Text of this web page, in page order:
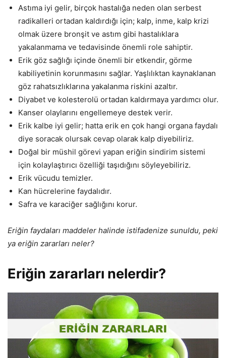
Astıma iyi gelir, birçok hastalığa neden olan serbest
radikalleri ortadan kaldırdığı için; kalp, inme, kalp krizi
olmak üzere bronşit ve astım gibi hastalıklara
yakalanmama ve tedavisinde önemli role sahiptir.
Erik göz sağlığı içinde önemli bir etkendir, görme
kabiliyetinin korunmasını sağlar. Yaşlılıktan kaynaklanan
göz rahatsızlıklarına yakalanma riskini azaltır.
Diyabet ve kolesterolü ortadan kaldırmaya yardımcı olur.
Kanser olaylarını engellemeye destek verir.
Erik kalbe iyi gelir; hatta erik en çok hangi organa faydalı
diye soracak olursak cevap olarak kalp diyebiliriz.
Doğal bir müshil görevi yapan eriğin sindirim sistemi
için kolaylaştırıcı özelliği taşıdığını söyleyebiliriz.
Erik vücudu temizler.
Kan hücrelerine faydalıdır.
Safra ve karaciğer sağlığını korur.
Eriğin faydaları maddeler halinde istifadenize sunuldu, peki
ya eriğin zararları neler?
Eriğin zararları nelerdir?